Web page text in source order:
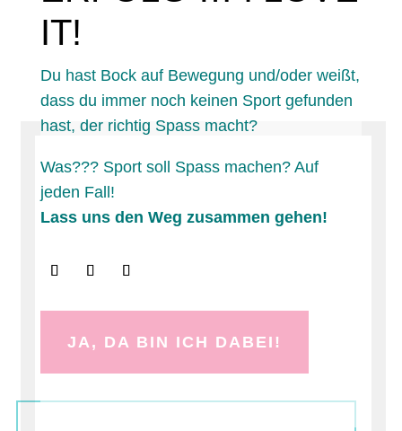
IT!
Du hast Bock auf Bewegung und/oder weißt,
dass du immer noch keinen Sport gefunden
hast, der richtig Spass macht?
Was??? Sport soll Spass machen? Auf
jeden Fall!
Lass uns den Weg zusammen gehen!
JA, DA BIN ICH DABEI!